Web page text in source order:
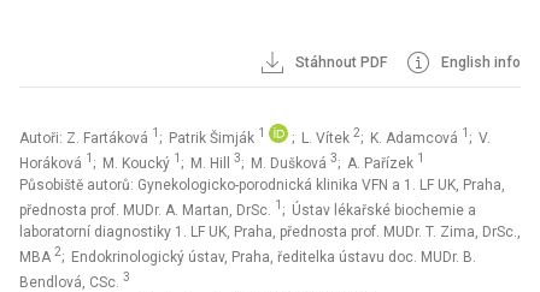
Stáhnout PDF English info
Autoři: Z. Fartáková 1 ; Patrik Šimják 1 ; L. Vítek 2; K. Adamcová 1 ; V.
Horáková 1 ; M. Koucký 1 ; M. Hill 3; M. Dušková 3; A. Pařízek 1
Působiště autorů: Gynekologicko-porodnická klinika VFN a 1. LF UK, Praha,
přednosta prof. MUDr. A. Martan, DrSc. 1 ; Ústav lékařské biochemie a
laboratorní diagnostiky 1. LF UK, Praha, přednosta prof. MUDr. T. Zima, DrSc.,
MBA 2; Endokrinologický ústav, Praha, ředitelka ústavu doc. MUDr. B.
Bendlová, CSc. 3